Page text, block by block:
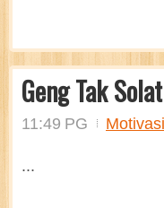
Geng Tak
11:49 PG Motivasi
...